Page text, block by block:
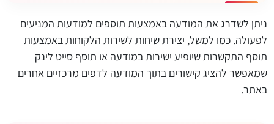
ניתן לשדרג את המודעה באמצעות תוספים למודעות המניעים
לפעולה. כמו למשל, יצירת שיחות לשירות הלקוחות באמצעות
תוסף התקשרות שיופיע ישירות במודעה או תוסף סייט לינק
שמאפשר להציג קישורים בתוך המודעה לדפים מרכזיים אחרים
באתר.